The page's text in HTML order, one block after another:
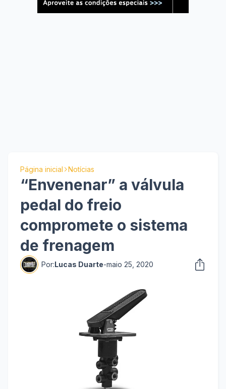
Página inicial Notícias
“Envenenar” a válvula
pedal do freio
compromete o sistema
de frenagem
Por:Lucas Duarte-maio 25, 2020